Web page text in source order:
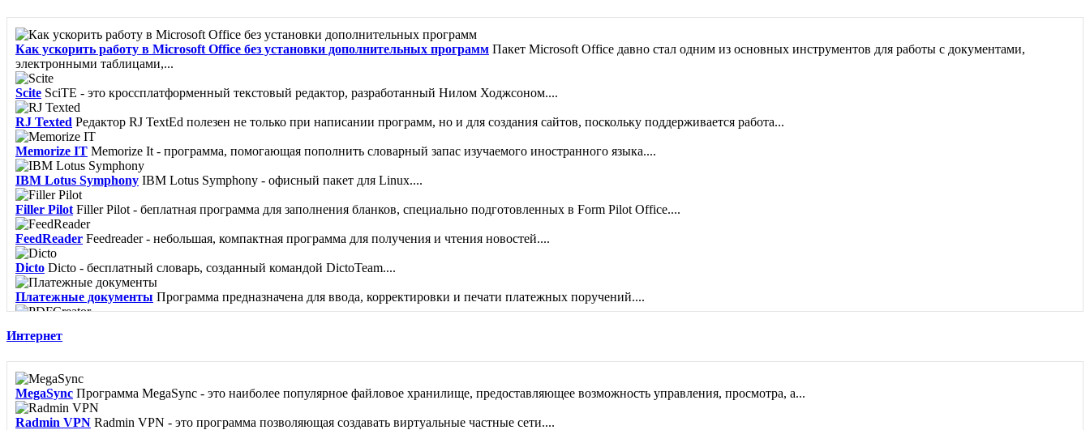
Как ускорить работу в Microsoft Office без установки дополнительных программ Пакет Microsoft Office давно стал одним из основных инструментов для работы с документами,
электронными таблицами,...
Scite SciTE - это кроссплатформенный текстовый редактор, разработанный Нилом Ходжсоном....
RJ Texted Редактор RJ TextEd полезен не только при написании программ, но и для создания сайтов, поскольку поддерживается работа...
Memorize IT Memorize It - программа, помогающая пополнить словарный запас изучаемого иностранного языка....
IBM Lotus Symphony IBM Lotus Symphony - офисный пакет для Linux....
Filler Pilot Filler Pilot - беплатная программа для заполнения бланков, специально подготовленных в Form Pilot Office....
FeedReader Feedreader - небольшая, компактная программа для получения и чтения новостей....
Dicto Dicto - бесплатный словарь, созданный командой DictoTeam....
Платежные документы Программа предназначена для ввода, корректировки и печати платежных поручений....
Интернет
MegaSync Программа MegaSync - это наиболее популярное файловое хранилище, предоставляющее возможность управления, просмотра, а...
Radmin VPN Radmin VPN - это программа позволяющая создавать виртуальные частные сети....